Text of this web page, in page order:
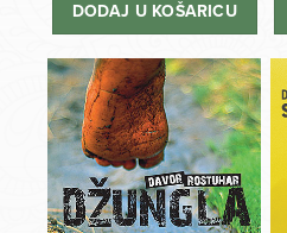
DODAJ U KOŠARICU